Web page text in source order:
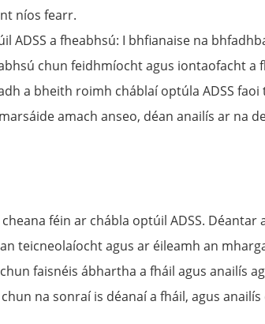
níos fearr.
ADSS a fheabhsú: I bhfianaise na
chun feidhmíocht agus iontaofacht a
a bheith roimh cháblaí optúla ADSS
amach anseo, déan anailís ar na
féin ar chábla optúil ADSS.
teicneolaíocht agus ar éileamh an
faisnéis ábhartha a fháil agus anailís
na sonraí is déanaí a fháil, agus